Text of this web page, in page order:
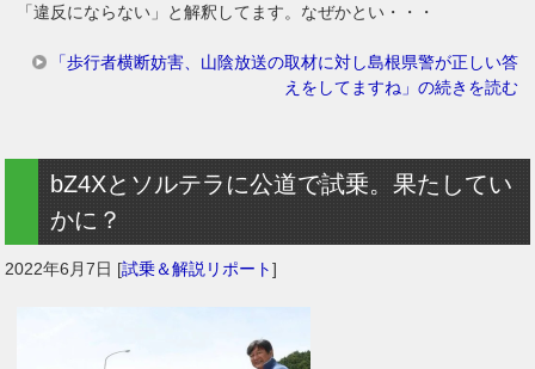
「違反にならない」と解釈してます。なぜかとい・・・
「歩行者横断妨害、山陰放送の取材に対し島根県警が正しい答
えをしてますね」の続きを読む
bZ4Xとソルテラに公道で試乗。果たしてい
かに？
2022年6月7日 [試乗＆解説リポート]